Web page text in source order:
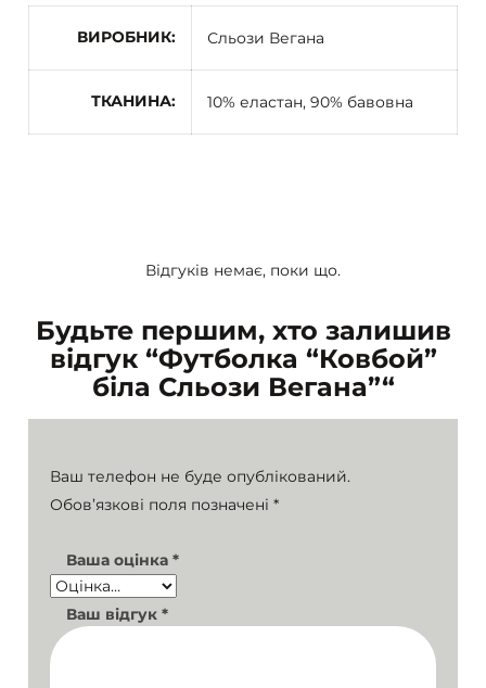
ВИРОБНИК Сльози Вегана
ТКАНИНА 10% еластан, 90% бавовна
Відгуків немає, поки що.
Будьте першим, хто залишив
відгук “Футболка “Ковбой”
біла Сльози Вегана”“
Ваш телефон не буде опублікований.
Обов’язкові поля позначені *
Ваша оцінка *
Ваш відгук *